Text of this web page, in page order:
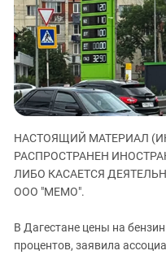
Дагестан
Ингушетия
Кабардино-Балкария
Калмыкия
Карачаево-Черкесия
Краснодарский край
Российская Федерация
Северная Осетия - Алания
НАСТОЯЩИЙ МАТЕРИАЛ
РАСПРОСТРАНЕН
ЛИБО КАСАЕТСЯ
ООО "МЕМО".
В Дагестане цены на
процентов, заявила